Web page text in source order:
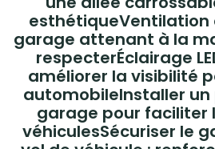
esthétiqueVentilation
garage attenant à la
respecterÉclairage
améliorer la visibilité
automobileInstaller un
garage pour faciliter
véhiculesSécuriser le